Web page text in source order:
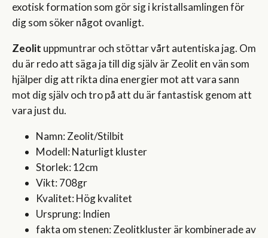
exotisk formation som gör sig i kristallsamlingen för
dig som söker något ovanligt.
Zeolit uppmuntrar och stöttar vårt autentiska jag. Om
du är redo att säga ja till dig själv är Zeolit en vän som
hjälper dig att rikta dina energier mot att vara sann
mot dig själv och tro på att du är fantastisk genom att
vara just du.
Namn: Zeolit/Stilbit
Modell: Naturligt kluster
Storlek: 12cm
Vikt: 708gr
Kvalitet: Hög kvalitet
Ursprung: Indien
fakta om stenen: Zeolitkluster är kombinerade av